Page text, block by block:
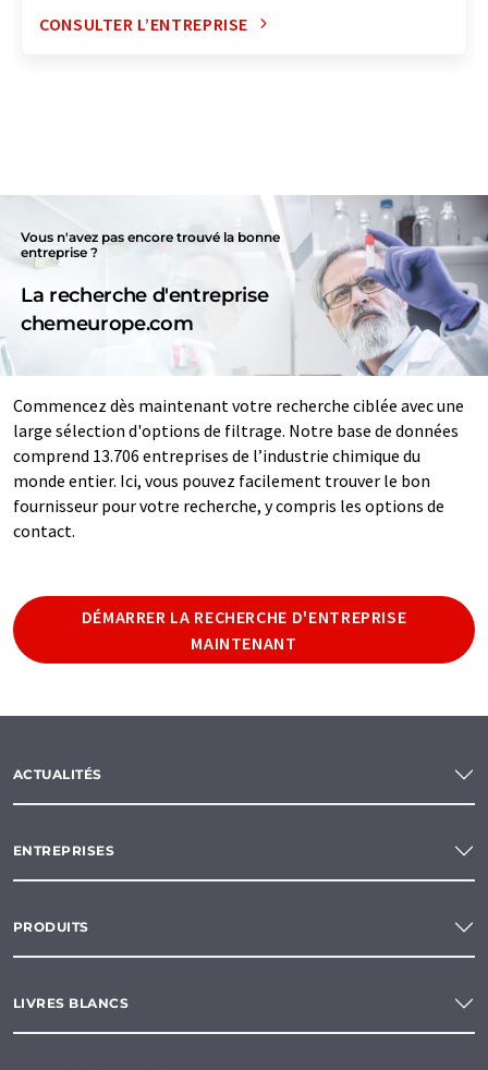
CONSULTER L’ENTREPRISE
Vous n'avez pas encore trouvé la bonne
entreprise ?
La recherche d'entreprise
chemeurope.com
Commencez dès maintenant votre recherche ciblée avec une
large sélection d'options de filtrage. Notre base de données
comprend 13.706 entreprises de l’industrie chimique du
monde entier. Ici, vous pouvez facilement trouver le bon
fournisseur pour votre recherche, y compris les options de
contact.
DÉMARRER LA RECHERCHE D'ENTREPRISE
MAINTENANT
ACTUALITÉS
ENTREPRISES
PRODUITS
LIVRES BLANCS